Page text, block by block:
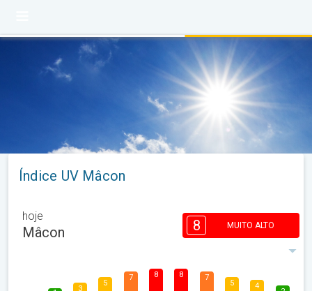
Índice UV Mâcon
hoje
Mâcon 8 MUITO ALTO
3
5
7 8 8 7
5 4